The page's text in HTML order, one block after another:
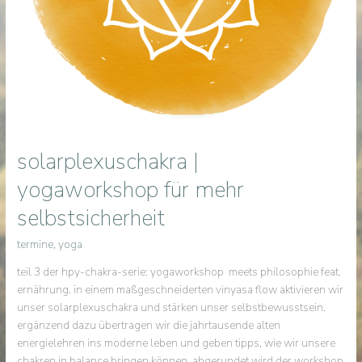
solarplexuschakra |
yogaworkshop für mehr
selbstsicherheit
termine,yoga
teil 3 der hpy-chakra-serie: yogaworkshop meets philosophie feat.
ernährung. in einem maßgeschneiderten vinyasa flow aktivieren wir
unser solarplexuschakra und stärken unser selbstbewusstsein.
ergänzend dazu übertragen wir die jahrtausende alten
energielehren ins moderne leben und geben tipps, wie wir unsere